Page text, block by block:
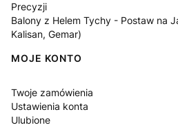
Precyzji
Balony z Helem Tychy - Postaw na
Kalisan, Gemar)
MOJE KONTO
Twoje zamówienia
Ustawienia konta
Ulubione